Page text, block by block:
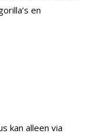
en
kan alleen via